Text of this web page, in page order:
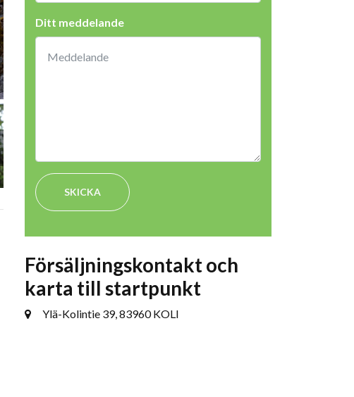
Ditt meddelande
SKICKA
Försäljningskontakt och
karta till startpunkt
Ylä-Kolintie 39, 83960 KOLI